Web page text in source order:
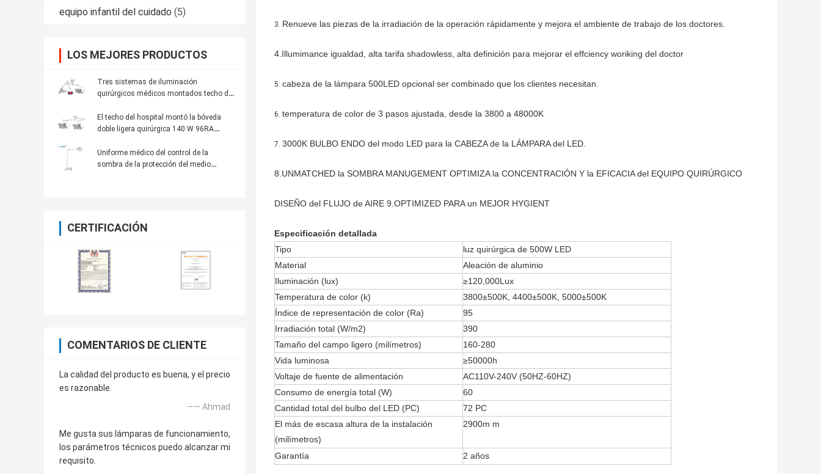
equipo infantil del cuidado (5)
LOS MEJORES PRODUCTOS
Tres sistemas de iluminación
quirúrgicos médicos montados techo del
El techo del hospital montó la bóveda
doble ligera quirúrgica 140 W 96RA
Uniforme médico del control de la
sombra de la protección del medio
CERTIFICACIÓN
COMENTARIOS DE CLIENTE
La calidad del producto es buena, y el precio
es razonable.
—— Ahmad
Me gusta sus lámparas de funcionamiento,
los parámetros técnicos puedo alcanzar mi
requisito.
3. Renueve las piezas de la irradiación de la operación rápidamente y mejora el ambiente de trabajo de los doctores.
4.Illumimance igualdad, alta tarifa shadowless, alta definición para mejorar el effciency woriking del doctor
5. cabeza de la lámpara 500LED opcional ser combinado que los clientes necesitan.
6. temperatura de color de 3 pasos ajustada, desde la 3800 a 48000K
7. 3000K BULBO ENDO del modo LED para la CABEZA de la LÁMPARA del LED.
8.UNMATCHED la SOMBRA MANUGEMENT OPTIMIZA la CONCENTRACIÓN Y la EFICACIA del EQUIPO QUIRÚRGICO
DISEÑO del FLUJO de AIRE 9.OPTIMIZED PARA un MEJOR HYGIENT
Especificación detallada
Tipo
luz quirúrgica de 500W LED
Material
Aleación de aluminio
Iluminación (lux)
≥120,000Lux
Temperatura de color (k)
3800±500K, 4400±500K, 5000±500K
Índice de representación de color (Ra)
95
Irradiación total (W/m2)
390
Tamaño del campo ligero (milímetros)
160-280
Vida luminosa
≥50000h
Voltaje de fuente de alimentación
AC110V-240V (50HZ-60HZ)
Consumo de energía total (W)
60
Cantidad total del bulbo del LED (PC)
72 PC
El más de escasa altura de la instalación
(milímetros)
2900m m
Garantía 2 años